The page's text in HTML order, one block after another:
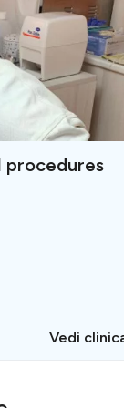
procedures
Vedi